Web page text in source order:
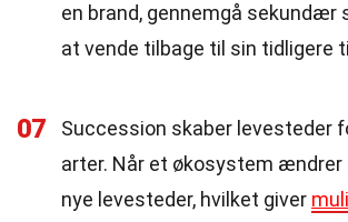
en brand, gennemgå sekundær
at vende tilbage til sin tidligere
07
Succession skaber levesteder
arter. Når et økosystem ændrer
nye levesteder, hvilket giver